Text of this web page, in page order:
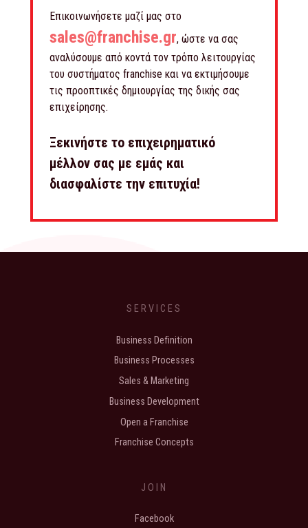
Επικοινωνήσετε μαζί μας στο
sales@franchise.gr, ώστε να σας
αναλύσουμε από κοντά τον τρόπο λειτουργίας
του συστήματος franchise και να εκτιμήσουμε
τις προοπτικές δημιουργίας της δικής σας
επιχείρησης.
Ξεκινήστε το επιχειρηματικό
μέλλον σας με εμάς και
διασφαλίστε την επιτυχία!
SERVICES
Business Definition
Business Processes
Sales & Marketing
Business Development
Open a Franchise
Franchise Concepts
JOIN
Facebook